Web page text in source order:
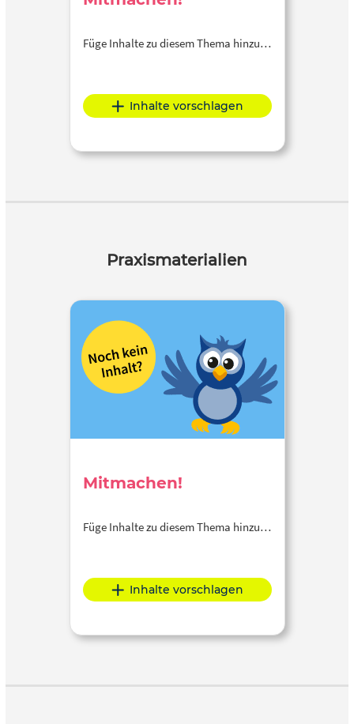
Füge Inhalte zu diesem Thema hinzu…
Inhalte vorschlagen
Praxismaterialien
Mitmachen!
Füge Inhalte zu diesem Thema hinzu…
Inhalte vorschlagen